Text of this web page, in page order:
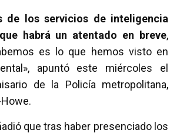
de los servicios de inteligencia
habrá un atentado en breve,
es lo que hemos visto en
apuntó este miércoles el
de la Policía metropolitana,
que tras haber presenciado los